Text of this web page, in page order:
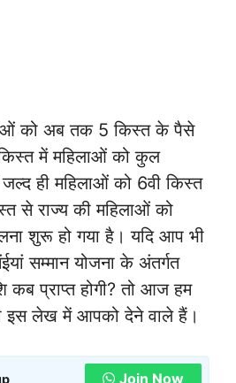
को अब तक 5 किस्त के पैसे
में महिलाओं को कुल
ही महिलाओं को 6वी किस्त
से राज्य की महिलाओं को
शुरू हो गया है। यदि आप भी
सम्मान योजना के अंतर्गत
कब प्राप्त होगी? तो आज हम
इस लेख में आपको देने वाले हैं।
Join Now